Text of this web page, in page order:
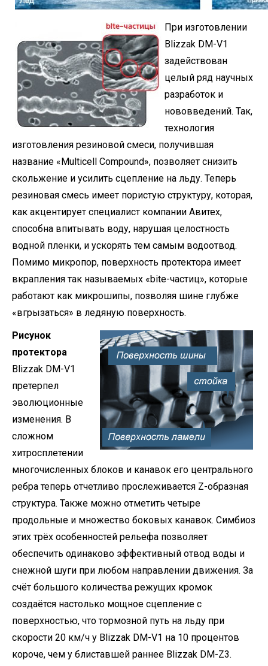
При изготовлении
Blizzak DM-V1
задействован
целый ряд научных
разработок и
нововведений. Так,
технология
изготовления резиновой смеси, получившая
название «Multicell Compound», позволяет снизить
скольжение и усилить сцепление на льду. Теперь
резиновая смесь имеет пористую структуру, которая,
как акцентирует специалист компании Авитех,
способна впитывать воду, нарушая целостность
водной пленки, и ускорять тем самым водоотвод.
Помимо микропор, поверхность протектора имеет
вкрапления так называемых «bite-частиц», которые
работают как микрошипы, позволяя шине глубже
«вгрызаться» в ледяную поверхность.
Рисунок
протектора
Blizzak DM-V1
претерпел
эволюционные
изменения. В
сложном
хитросплетении
многочисленных блоков и канавок его центрального
ребра теперь отчетливо прослеживается Z-образная
структура. Также можно отметить четыре
продольные и множество боковых канавок. Симбиоз
этих трёх особенностей рельефа позволяет
обеспечить одинаково эффективный отвод воды и
снежной шуги при любом направлении движения. За
счёт большого количества режущих кромок
создаётся настолько мощное сцепление с
поверхностью, что тормозной путь на льду при
скорости 20 км/ч у Blizzak DM-V1 на 10 процентов
короче, чем у блиставшей раннее Blizzak DM-Z3.